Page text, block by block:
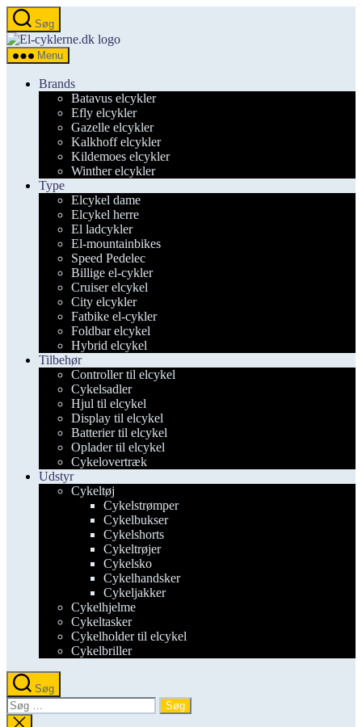
Spring
til
indholdet
Søg
el-
Menu
Brands
Batavus elcykler
Efly elcykler
Gazelle elcykler
Kalkhoff elcykler
Kildemoes elcykler
Winther elcykler
Type
Elcykel dame
Elcykel herre
El ladcykler
El-mountainbikes
Speed Pedelec
Billige el-cykler
Cruiser elcykel
City elcykler
Fatbike el-cykler
Foldbar elcykel
Hybrid elcykel
Tilbehør
Controller til elcykel
Cykelsadler
Hjul til elcykel
Display til elcykel
Batterier til elcykel
Oplader til elcykel
Cykelovertræk
Udstyr
Cykeltøj
Cykelstrømper
Cykelbukser
Cykelshorts
Cykeltrøjer
Cykelsko
Cykelhandsker
Cykeljakker
Cykelhjelme
Cykeltasker
Cykelholder til elcykel
Cykelbriller
Søg
Søg
efter:
Luk